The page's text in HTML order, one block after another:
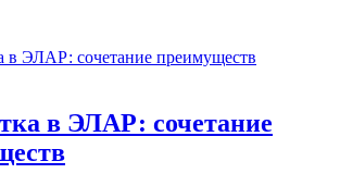
в ЭЛАР: сочетание